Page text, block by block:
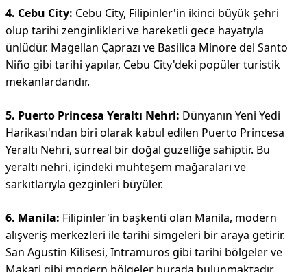
4. Cebu City: Cebu City, Filipinler'in ikinci büyük şehri
olup tarihi zenginlikleri ve hareketli gece hayatıyla
ünlüdür. Magellan Çaprazı ve Basilica Minore del Santo
Niño gibi tarihi yapılar, Cebu City'deki popüler turistik
mekanlardandır.
5. Puerto Princesa Yeraltı Nehri: Dünyanın Yeni Yedi
Harikası'ndan biri olarak kabul edilen Puerto Princesa
Yeraltı Nehri, sürreal bir doğal güzelliğe sahiptir. Bu
yeraltı nehri, içindeki muhteşem mağaraları ve
sarkıtlarıyla gezginleri büyüler.
6. Manila: Filipinler'in başkenti olan Manila, modern
alışveriş merkezleri ile tarihi simgeleri bir araya getirir.
San Agustin Kilisesi, Intramuros gibi tarihi bölgeler ve